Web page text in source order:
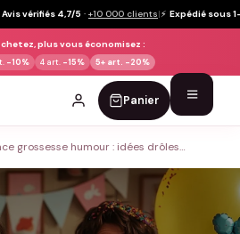
Avis vérifiés 4,7/5 · +10 000 clients|⚡ Expédié sous
plus vous économisez :
-10% 4 art. -15% 5+ art. -20%
Panier
grossesse humour : idées drôles…